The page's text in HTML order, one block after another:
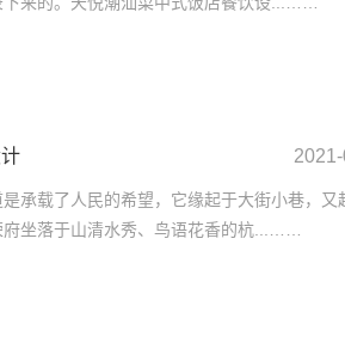
承载了人民的希望，它缘起于大街小巷，又
坐落于山清水秀、鸟语花香的杭...……